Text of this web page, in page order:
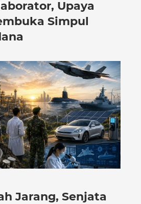
Upaya
Simpul
Jarang, Senjata